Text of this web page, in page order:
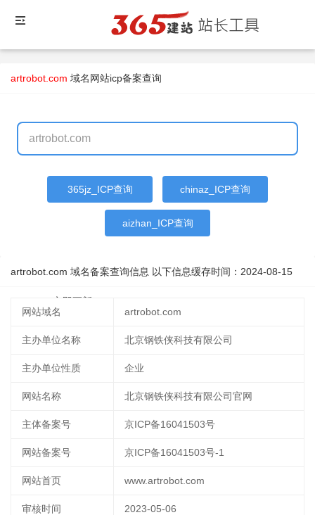
artrobot.com 域名网站icp备案查询
365jz_ICP查询 chinaz_ICP查询
aizhan_ICP查询
artrobot.com 域名备案查询信息 以下信息缓存时间： 2024-08-15
立即更新
网站域名
artrobot.com
主办单位名称 北京钢铁侠科技有限公司
主办单位性质 企业
网站名称 北京钢铁侠科技有限公司官网
主体备案号 京ICP备16041503号
网站备案号 京ICP备16041503号-1
网站首页 www.artrobot.com
审核时间 2023-05-06